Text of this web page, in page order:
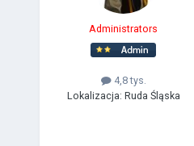
Administrators
4,8 tys.
Lokalizacja: Ruda Śląska